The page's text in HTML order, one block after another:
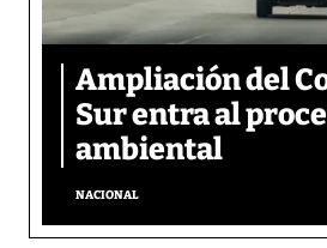
Ampliación del
Sur entra al
ambiental
NACIONAL